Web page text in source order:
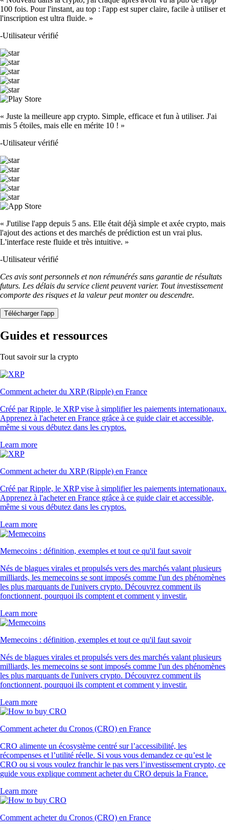
100 fois. Pour l'instant, au top : l'app est super claire, facile à utiliser et
l'inscription est ultra fluide. »
-Utilisateur vérifié
« Juste la meilleure app crypto. Simple, efficace et fun à utiliser. J'ai
mis 5 étoiles, mais elle en mérite 10 ! »
-Utilisateur vérifié
« J'utilise l'app depuis 5 ans. Elle était déjà simple et axée crypto, mais
l'ajout des actions et des marchés de prédiction est un vrai plus.
L'interface reste fluide et très intuitive. »
-Utilisateur vérifié
Ces avis sont personnels et non rémunérés sans garantie de résultats
futurs. Les délais du service client peuvent varier. Tout investissement
comporte des risques et la valeur peut monter ou descendre.
Télécharger l'app
Guides et ressources
Tout savoir sur la crypto
Comment acheter du XRP (Ripple) en France
Créé par Ripple, le XRP vise à simplifier les paiements internationaux.
Apprenez à l'acheter en France grâce à ce guide clair et accessible,
même si vous débutez dans les cryptos.
Learn more
Comment acheter du XRP (Ripple) en France
Créé par Ripple, le XRP vise à simplifier les paiements internationaux.
Apprenez à l'acheter en France grâce à ce guide clair et accessible,
même si vous débutez dans les cryptos.
Learn more
Memecoins : définition, exemples et tout ce qu'il faut savoir
Nés de blagues virales et propulsés vers des marchés valant plusieurs
milliards, les memecoins se sont imposés comme l'un des phénomènes
les plus marquants de l'univers crypto. Découvrez comment ils
fonctionnent, pourquoi ils comptent et comment y investir.
Learn more
Memecoins : définition, exemples et tout ce qu'il faut savoir
Nés de blagues virales et propulsés vers des marchés valant plusieurs
milliards, les memecoins se sont imposés comme l'un des phénomènes
les plus marquants de l'univers crypto. Découvrez comment ils
fonctionnent, pourquoi ils comptent et comment y investir.
Learn more
Comment acheter du Cronos (CRO) en France
CRO alimente un écosystème centré sur l’accessibilité, les
récompenses et l’utilité réelle. Si vous vous demandez ce qu’est le
CRO ou si vous voulez franchir le pas vers l’investissement crypto, ce
guide vous explique comment acheter du CRO depuis la France.
Learn more
Comment acheter du Cronos (CRO) en France